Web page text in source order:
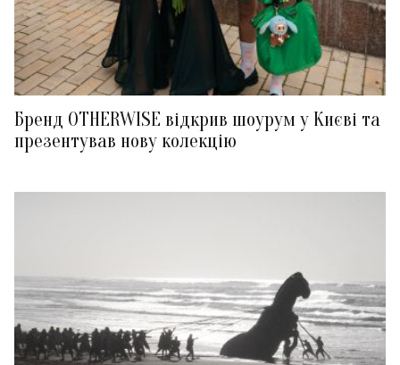
Бренд OTHERWISE відкрив шоурум у Києві та
презентував нову колекцію